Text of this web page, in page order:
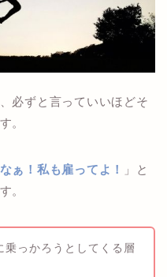
必ずと言っていいほどそ
。
ぁ！私も雇ってよ！
」と
。
乗っかろうとしてくる層